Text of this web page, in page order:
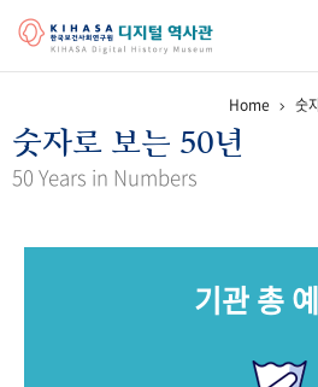
걸어온 길 기관 변천사 역대 기관장
키워드로 보는 연구 역사
Home 숫
숫자로 보는 50년
50 Years in Numbers
기관 총